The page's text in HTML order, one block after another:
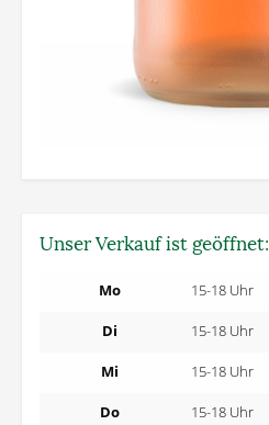
Unser Verkauf ist geöffnet:
Mo 15-18 Uhr
Di 15-18 Uhr
Mi 15-18 Uhr
Do 15-18 Uhr